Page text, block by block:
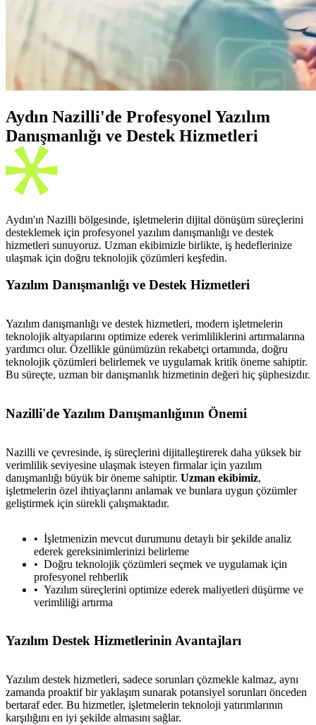
Aydın Nazilli'de Profesyonel Yazılım
Danışmanlığı ve Destek Hizmetleri
Aydın'ın Nazilli bölgesinde, işletmelerin dijital dönüşüm süreçlerini
desteklemek için profesyonel yazılım danışmanlığı ve destek
hizmetleri sunuyoruz. Uzman ekibimizle birlikte, iş hedeflerinize
ulaşmak için doğru teknolojik çözümleri keşfedin.
Yazılım Danışmanlığı ve Destek Hizmetleri
Yazılım danışmanlığı ve destek hizmetleri, modern işletmelerin
teknolojik altyapılarını optimize ederek verimliliklerini artırmalarına
yardımcı olur. Özellikle günümüzün rekabetçi ortamında, doğru
teknolojik çözümleri belirlemek ve uygulamak kritik öneme sahiptir.
Bu süreçte, uzman bir danışmanlık hizmetinin değeri hiç şüphesizdır.
Nazilli'de Yazılım Danışmanlığının Önemi
Nazilli ve çevresinde, iş süreçlerini dijitalleştirerek daha yüksek bir
verimlilik seviyesine ulaşmak isteyen firmalar için yazılım
danışmanlığı büyük bir öneme sahiptir. Uzman ekibimiz,
işletmelerin özel ihtiyaçlarını anlamak ve bunlara uygun çözümler
geliştirmek için sürekli çalışmaktadır.
İşletmenizin mevcut durumunu detaylı bir şekilde analiz
ederek gereksinimlerinizi belirleme
Doğru teknolojik çözümleri seçmek ve uygulamak için
profesyonel rehberlik
Yazılım süreçlerini optimize ederek maliyetleri düşürme ve
verimliliği artırma
Yazılım Destek Hizmetlerinin Avantajları
Yazılım destek hizmetleri, sadece sorunları çözmekle kalmaz, aynı
zamanda proaktif bir yaklaşım sunarak potansiyel sorunları önceden
bertaraf eder. Bu hizmetler, işletmelerin teknoloji yatırımlarının
karşılığını en iyi şekilde almasını sağlar.